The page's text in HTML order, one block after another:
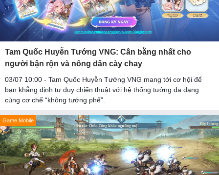
Tam Quốc Huyễn Tướng VNG: Cân bằng nhất cho
người bận rộn và nông dân cày chay
03/07 10:00 - Tam Quốc Huyễn Tướng VNG mang tới cơ hội để
bạn khẳng định tư duy chiến thuật với hệ thống tướng đa dạng
cùng cơ chế “không tướng phế”.
Game Mobile